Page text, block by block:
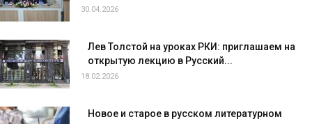
30.04.2026
Лев Толстой на уроках РКИ: приглашаем на
открытую лекцию в Русский...
18.02.2026
Новое и старое в русском литературном